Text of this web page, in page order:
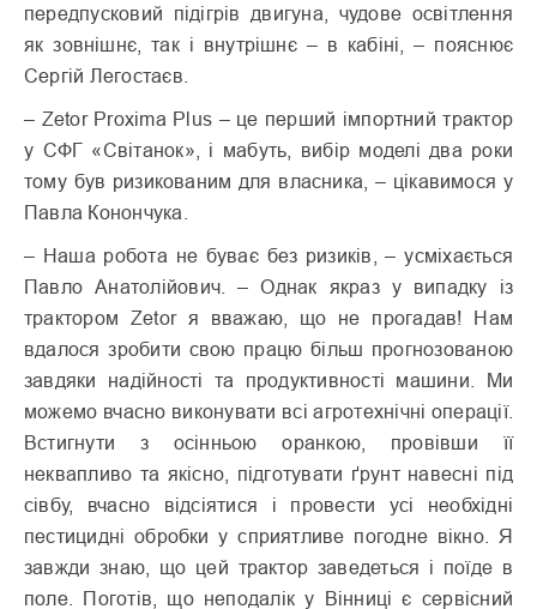
передпусковий підігрів двигуна, чудове освітлення
як зовнішнє, так і внутрішнє – в кабіні, – пояснює
Сергій Легостаєв.
– Zetor Proxima Plus – це перший імпортний трактор
у СФГ «Світанок», і мабуть, вибір моделі два роки
тому був ризикованим для власника, – цікавимося у
Павла Конончука.
– Наша робота не буває без ризиків, – усміхається
Павло Анатолійович. – Однак якраз у випадку із
трактором Zetor я вважаю, що не прогадав! Нам
вдалося зробити свою працю більш прогнозованою
завдяки надійності та продуктивності машини. Ми
можемо вчасно виконувати всі агротехнічні операції.
Встигнути з осінньою оранкою, провівши її
неквапливо та якісно, підготувати ґрунт навесні під
сівбу, вчасно відсіятися і провести усі необхідні
пестицидні обробки у сприятливе погодне вікно. Я
завжди знаю, що цей трактор заведеться і поїде в
поле. Поготів, що неподалік у Вінниці є сервісний